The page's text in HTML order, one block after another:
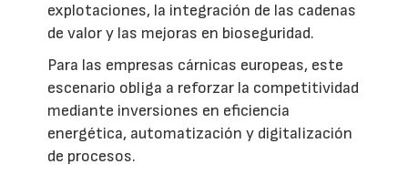
explotaciones, la integración de las cadenas
de valor y las mejoras en bioseguridad.
Para las empresas cárnicas europeas, este
escenario obliga a reforzar la competitividad
mediante inversiones en eficiencia
energética, automatización y digitalización
de procesos.